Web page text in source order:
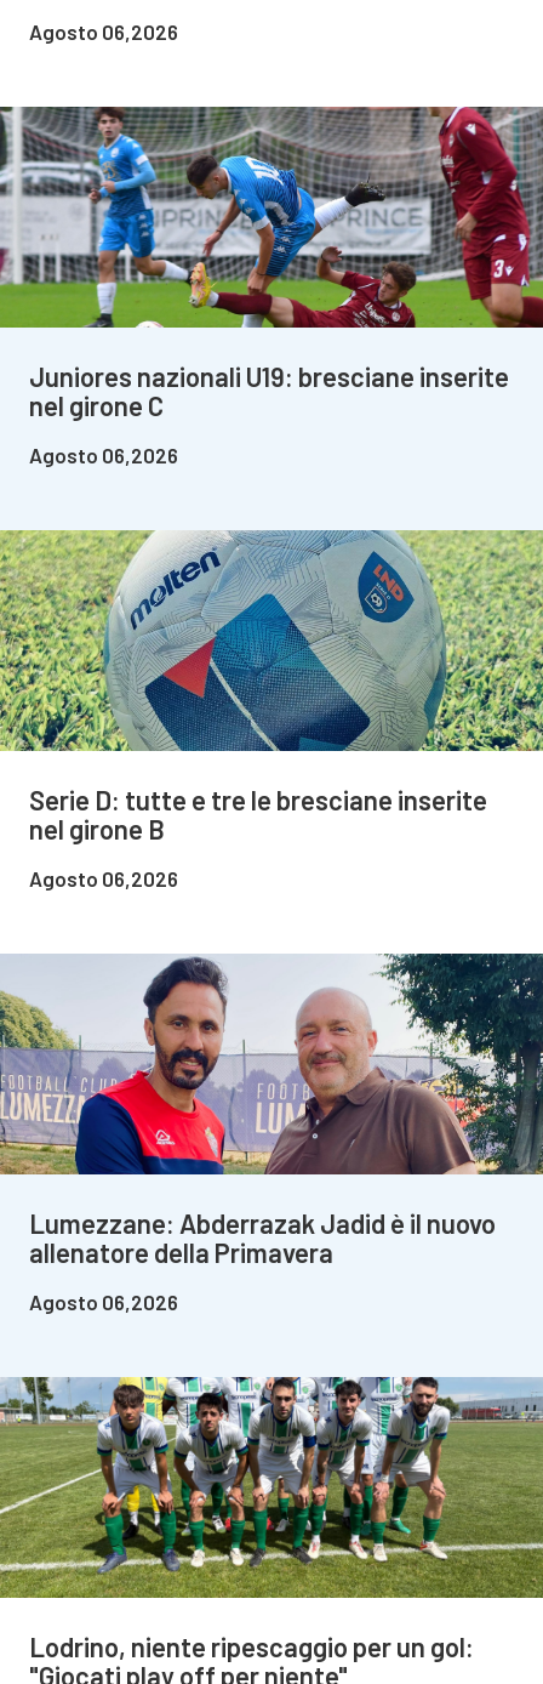
Agosto 06,2026
Juniores nazionali U19: bresciane inserite
nel girone C
Agosto 06,2026
Serie D: tutte e tre le bresciane inserite
nel girone B
Agosto 06,2026
Lumezzane: Abderrazak Jadid è il nuovo
allenatore della Primavera
Agosto 06,2026
Lodrino, niente ripescaggio per un gol:
"Giocati play off per niente"